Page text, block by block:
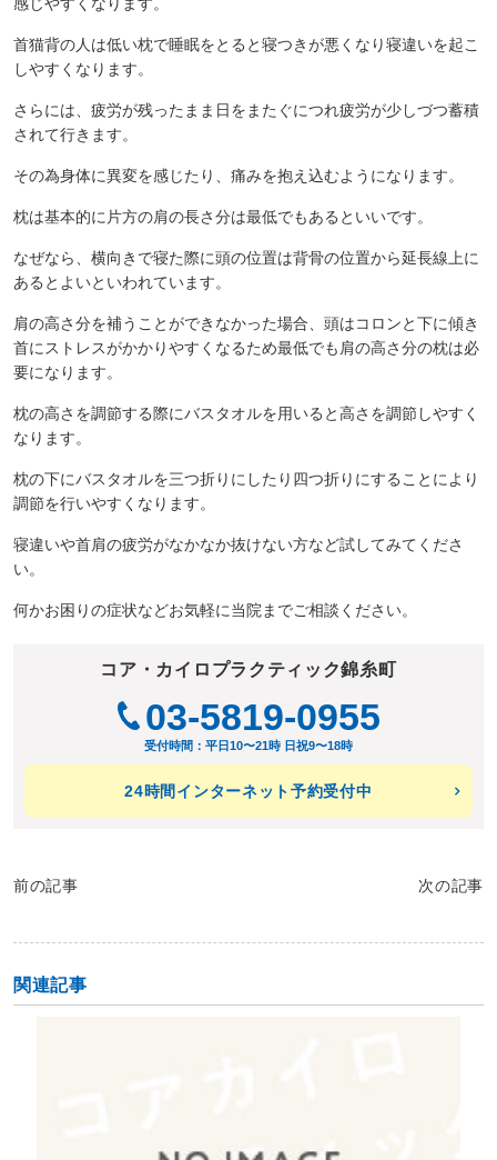
首猫背の人は低い枕で睡眠をとると寝つきが悪くなり寝違いを起こ
しやすくなります。
さらには、疲労が残ったまま日をまたぐにつれ疲労が少しづつ蓄積
されて行きます。
その為身体に異変を感じたり、痛みを抱え込むようになります。
枕は基本的に片方の肩の長さ分は最低でもあるといいです。
なぜなら、横向きで寝た際に頭の位置は背骨の位置から延長線上に
あるとよいといわれています。
肩の高さ分を補うことができなかった場合、頭はコロンと下に傾き
首にストレスがかかりやすくなるため最低でも肩の高さ分の枕は必
要になります。
枕の高さを調節する際にバスタオルを用いると高さを調節しやすく
なります。
枕の下にバスタオルを三つ折りにしたり四つ折りにすることにより
調節を行いやすくなります。
寝違いや首肩の疲労がなかなか抜けない方など試してみてくださ
い。
何かお困りの症状などお気軽に当院までご相談ください。
コア・カイロプラクティック錦糸町
03-5819-0955
受付時間：平日10〜21時 日祝9〜18時
24時間インターネット予約受付中
前の記事 次の記事
関連記事